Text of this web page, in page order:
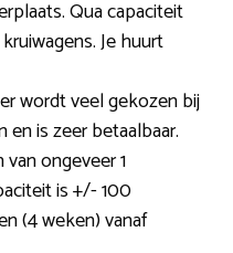
Qua capaciteit
Je huurt
wordt veel gekozen bij
is zeer betaalbaar.
ongeveer 1
is +/- 100
(4 weken) vanaf